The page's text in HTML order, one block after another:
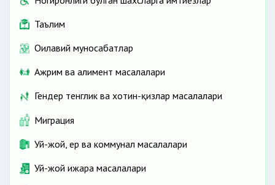
Таълим
Оилавий муносабатлар
Ажрим ва алимент масалалари
Гендер тенглик ва хотин-қизлар масалалари
Миграция
Уй-жой, ер ва коммунал масалалари
Уй-жой ижара масалалари